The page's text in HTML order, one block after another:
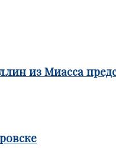
из Миасса